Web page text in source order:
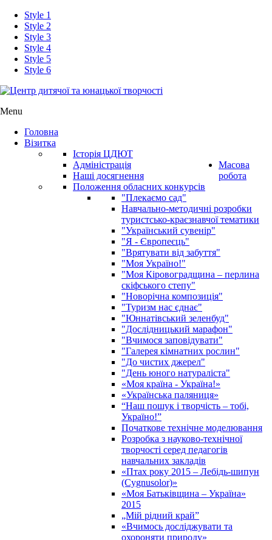
Style 1
Style 2
Style 3
Style 4
Style 5
Style 6
Menu
Головна
Візитка
Історія ЦДЮТ
Адміністрація
Наші досягнення
Масова
робота
Положення обласних конкурсів
"Плекаємо сад"
Навчально-методичні розробки
туристсько-краєзнавчої тематики
"Український сувенір"
"Я - Європеєць"
"Врятувати від забуття"
"Моя Україно!"
"Моя Кіровоградщина – перлина
скіфського степу"
"Новорічна композиція"
"Туризм нас єднає"
"Юннатівський зеленбуд"
"Дослідницький марафон"
"Вчимося заповідувати"
"Галерея кімнатних рослин"
"До чистих джерел"
"День юного натураліста"
«Моя країна - Україна!»
«Українська паляниця»
“Наш пошук і творчість – тобі,
Україно!”
Початкове технічне моделювання
Розробка з науково-технічної
творчості серед педагогів
навчальних закладів
«Птах року 2015 – Лебідь-шипун
(Cygnusolor)»
«Моя Батьківщина – Україна»
2015
„Мій рідний край”
«Вчимось досліджувати та
охороняти природу»